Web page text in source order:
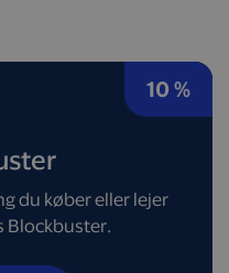
10 %
du køber eller lejer
Blockbuster.